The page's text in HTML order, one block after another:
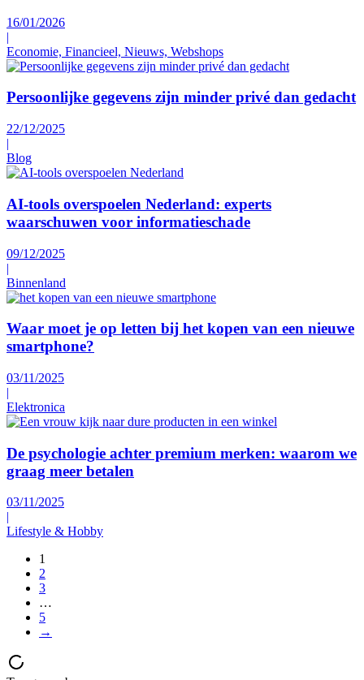
16/01/2026
|
Economie, Financieel, Nieuws, Webshops
Persoonlijke gegevens zijn minder privé dan gedacht
22/12/2025
|
Blog
AI-tools overspoelen Nederland: experts
waarschuwen voor informatieschade
09/12/2025
|
Binnenland
Waar moet je op letten bij het kopen van een nieuwe
smartphone?
03/11/2025
|
Elektronica
De psychologie achter premium merken: waarom we
graag meer betalen
03/11/2025
|
Lifestyle & Hobby
1
2
3
…
5
→